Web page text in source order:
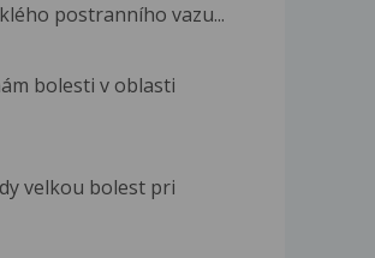
postranního vazu...
bolesti v oblasti
velkou bolest pri